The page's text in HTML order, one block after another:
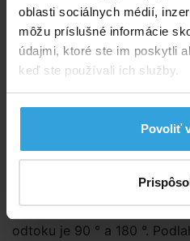
oblasti sociálnych médií,
môžu príslušné informácie
údajmi, ktoré ste im poskytli
keď ste používali ich služby.
Povoliť
80,28 EUR bez DPH
Podrobný popis
Pripojenie: R2"x2,5", 63mm
odtoku je 90 ° a 180 °.